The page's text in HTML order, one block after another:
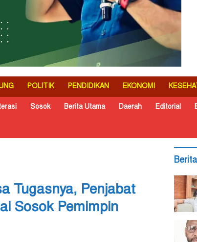
POLITIK PENDIDIKAN EKONOMI
Sosok Berita Utama Daerah Editorial
Tugasnya, Penjabat
Sosok Pemimpin